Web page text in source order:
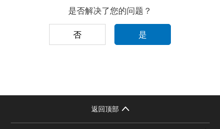
是否解决了您的问题？
否 是
返回顶部